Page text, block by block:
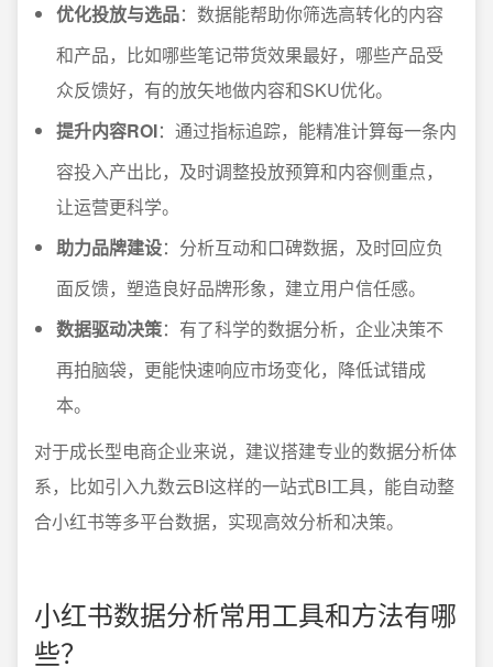
优化投放与选品：数据能帮助你筛选高转化的内容
和产品，比如哪些笔记带货效果最好，哪些产品受
众反馈好，有的放矢地做内容和SKU优化。
提升内容ROI：通过指标追踪，能精准计算每一条内
容投入产出比，及时调整投放预算和内容侧重点，
让运营更科学。
助力品牌建设：分析互动和口碑数据，及时回应负
面反馈，塑造良好品牌形象，建立用户信任感。
数据驱动决策：有了科学的数据分析，企业决策不
再拍脑袋，更能快速响应市场变化，降低试错成
本。
对于成长型电商企业来说，建议搭建专业的数据分析体
系，比如引入九数云BI这样的一站式BI工具，能自动整
合小红书等多平台数据，实现高效分析和决策。
小红书数据分析常用工具和方法有哪
些？